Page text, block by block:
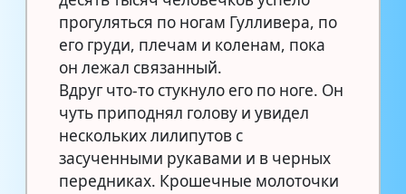
прогуляться по ногам Гулливера, по
его груди, плечам и коленам, пока
он лежал связанный.
Вдруг что-то стукнуло его по ноге. Он
чуть приподнял голову и увидел
нескольких лилипутов с
засученными рукавами и в черных
передниках. Крошечные молоточки